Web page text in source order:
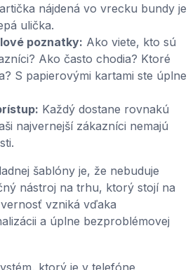
nájdená vo vrecku bundy je
ulička.
poznatky: Ako viete, kto sú
Ako často chodia? Ktoré
S papierovými kartami ste úplne
Každý dostane rovnakú
najvernejší zákazníci nemajú
šablóny je, že nebuduje
nástroj na trhu, ktorý stojí na
vzniká vďaka
a úplne bezproblémovej